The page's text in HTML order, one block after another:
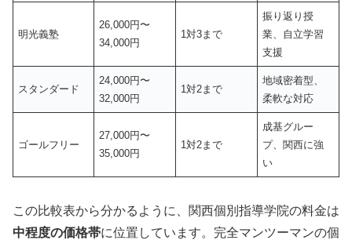
明光義塾
26,000円〜
34,000円
1対3まで
振り返り授
業、自立学習
支援
スタンダード
24,000円〜
32,000円
1対2まで
地域密着型、
柔軟な対応
ゴールフリー
27,000円〜
35,000円
1対2まで
成基グルー
プ、関西に強
い
この比較表から分かるように、関西個別指導学院の料金は
中程度の価格帯に位置しています。完全マンツーマンの個